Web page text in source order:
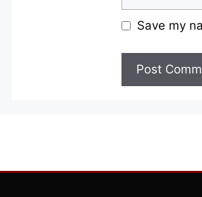
Save my